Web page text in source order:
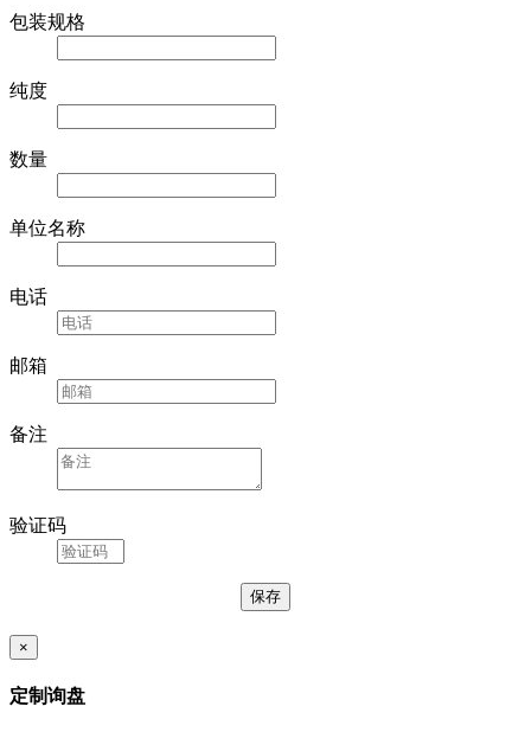
包装规格
纯度
数量
单位名称
电话
邮箱
备注
验证码
×
定制询盘